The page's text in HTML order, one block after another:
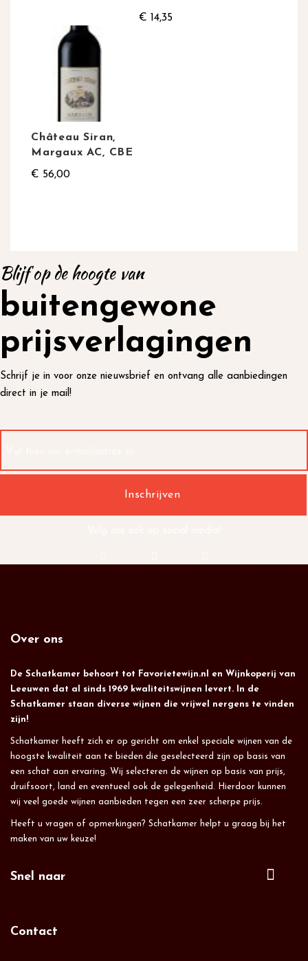
€ 14,35
Château Siran,
Margaux AC, CBE
€ 56,00
Blijf op de hoogte van
buitengewone
prijsverlagingen
Schrijf je in voor onze nieuwsbrief en ontvang alle aanbiedingen
direct in je mail!
Over ons
De Schatkamer behoort tot Favorietewijn.nl en Wijnkoperij van
Leeuwen dat al sinds 1969 kwaliteitswijnen levert. In de
Schatkamer staan diverse wijnen die vrijwel nergens te vinden
zijn!
Schatkamer heeft zich er op gericht om enkel speciale wijnen van de
hoogste kwaliteit aan te bieden die geselecteerd zijn op basis van
een schat aan ervaring. Wij selecteren de wijnen op basis van prijs,
druifsoort, land en eventueel ook de gelegenheid. Hierdoor kunnen
wij veel goede wijnen aanbieden tegen een zeer scherpe prijs.
Heeft u vragen of opmerkingen? Schatkamer helpt u graag bij het
maken van uw keuze!
Snel naar
Contact